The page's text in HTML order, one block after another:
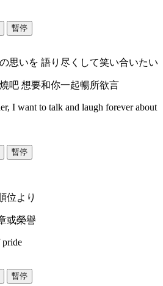
暫停
思いを 語り尽くして笑い合いたい
吧 想要和你一起暢所欲言
I want to talk and laugh forever about
暫停
位より
或榮譽
pride
暫停